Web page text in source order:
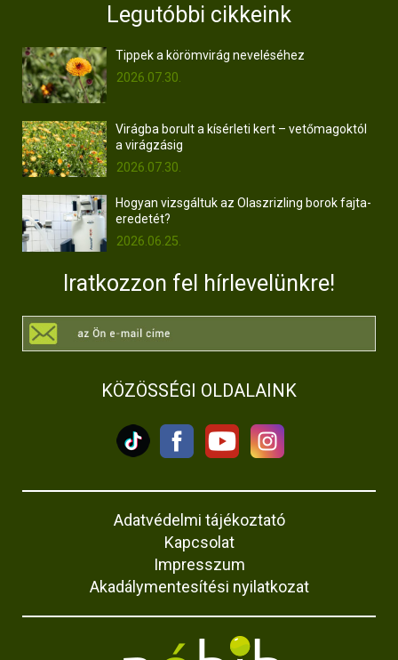
Legutóbbi cikkeink
Tippek a körömvirág neveléséhez
2026.07.30.
Virágba borult a kísérleti kert – vetőmagoktól
a virágzásig
2026.07.30.
Hogyan vizsgáltuk az Olaszrizling borok fajta-
eredetét?
2026.06.25.
Iratkozzon fel hírlevelünkre!
KÖZÖSSÉGI OLDALAINK
Adatvédelmi tájékoztató
Kapcsolat
Impresszum
Akadálymentesítési nyilatkozat